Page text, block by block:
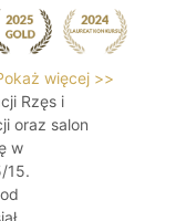
więcej >>
Rzęs i
oraz salon
w
15.